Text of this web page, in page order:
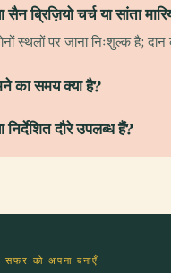
सैन ब्रिज़ियो चर्च या सांता
स्थलों पर जाना निःशुल्क है; दान
का समय क्या है?
निर्देशित दौरे उपलब्ध हैं?
सफर को अपना बनाएँ